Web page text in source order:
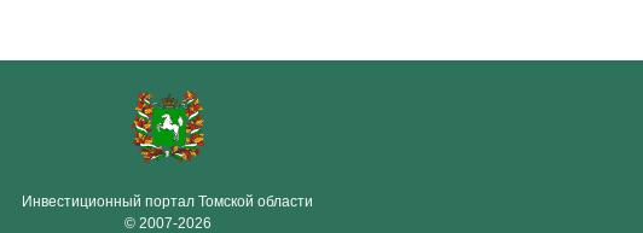
Инвестиционный портал Томской области
© 2007-2026